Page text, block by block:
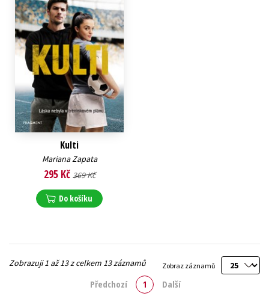
Kulti
Mariana Zapata
295 Kč 369 Kč
Do košíku
Zobraz záznamů
Zobrazuji 1 až 13 z celkem 13 záznamů
Předchozí 1 Další